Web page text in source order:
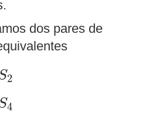
dos pares de
2
S2
4
S4